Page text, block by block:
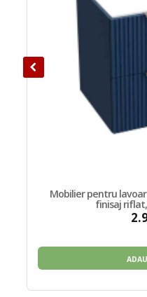
Mobilier pentru
finisaj